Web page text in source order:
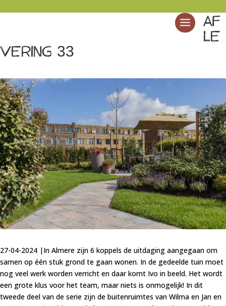
Af
le
vering 33
27-04-2024 |In Almere zijn 6 koppels de uitdaging aangegaan om
samen op één stuk grond te gaan wonen. In de gedeelde tuin moet
nog veel werk worden verricht en daar komt Ivo in beeld. Het wordt
een grote klus voor het team, maar niets is onmogelijk! In dit
tweede deel van de serie zijn de buitenruimtes van Wilma en Jan en